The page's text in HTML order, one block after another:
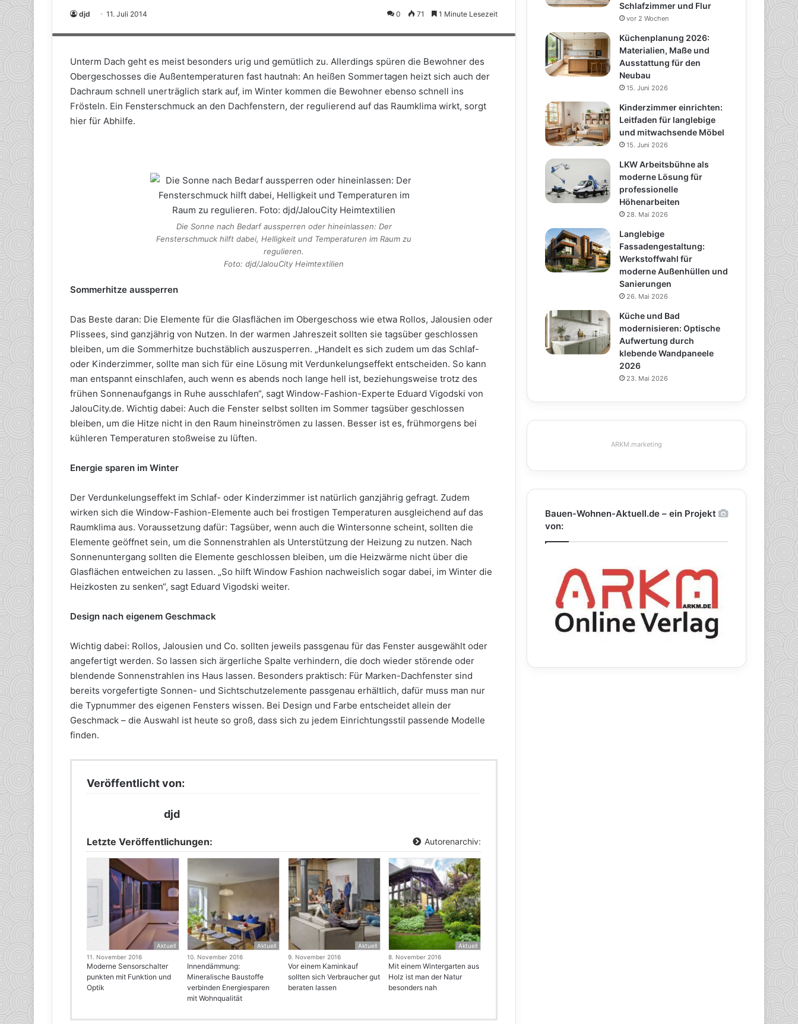
djd 11. Juli 2014 0 71 1 Minute Lesezeit
Die Sonne nach Bedarf aussperren oder hineinlassen: Der Fensterschmuck hilft dabei, Helligkeit und Temperaturen im Raum zu
Unterm Dach geht es meist besonders urig und gemütlich zu. Allerdings spüren die Bewohner des
Obergeschosses die Außentemperaturen fast hautnah: An heißen Sommertagen heizt sich auch der
Dachraum schnell unerträglich stark auf, im Winter kommen die Bewohner ebenso schnell ins
Frösteln. Ein Fensterschmuck an den Dachfenstern, der regulierend auf das Raumklima wirkt, sorgt
hier für Abhilfe.
Die Sonne nach Bedarf aussperren oder hineinlassen: Der
Fensterschmuck hilft dabei, Helligkeit und Temperaturen im Raum zu
regulieren.
Foto: djd/JalouCity Heimtextilien
Sommerhitze aussperren
Das Beste daran: Die Elemente für die Glasflächen im Obergeschoss wie etwa Rollos, Jalousien oder
Plissees, sind ganzjährig von Nutzen. In der warmen Jahreszeit sollten sie tagsüber geschlossen
bleiben, um die Sommerhitze buchstäblich auszusperren. „Handelt es sich zudem um das Schlaf-
oder Kinderzimmer, sollte man sich für eine Lösung mit Verdunkelungseffekt entscheiden. So kann
man entspannt einschlafen, auch wenn es abends noch lange hell ist, beziehungsweise trotz des
frühen Sonnenaufgangs in Ruhe ausschlafen“, sagt Window-Fashion-Experte Eduard Vigodski von
JalouCity.de. Wichtig dabei: Auch die Fenster selbst sollten im Sommer tagsüber geschlossen
bleiben, um die Hitze nicht in den Raum hineinströmen zu lassen. Besser ist es, frühmorgens bei
kühleren Temperaturen stoßweise zu lüften.
Energie sparen im Winter
Der Verdunkelungseffekt im Schlaf- oder Kinderzimmer ist natürlich ganzjährig gefragt. Zudem
wirken sich die Window-Fashion-Elemente auch bei frostigen Temperaturen ausgleichend auf das
Raumklima aus. Voraussetzung dafür: Tagsüber, wenn auch die Wintersonne scheint, sollten die
Elemente geöffnet sein, um die Sonnenstrahlen als Unterstützung der Heizung zu nutzen. Nach
Sonnenuntergang sollten die Elemente geschlossen bleiben, um die Heizwärme nicht über die
Glasflächen entweichen zu lassen. „So hilft Window Fashion nachweislich sogar dabei, im Winter die
Heizkosten zu senken“, sagt Eduard Vigodski weiter.
Design nach eigenem Geschmack
Wichtig dabei: Rollos, Jalousien und Co. sollten jeweils passgenau für das Fenster ausgewählt oder
angefertigt werden. So lassen sich ärgerliche Spalte verhindern, die doch wieder störende oder
blendende Sonnenstrahlen ins Haus lassen. Besonders praktisch: Für Marken-Dachfenster sind
bereits vorgefertigte Sonnen- und Sichtschutzelemente passgenau erhältlich, dafür muss man nur
die Typnummer des eigenen Fensters wissen. Bei Design und Farbe entscheidet allein der
Geschmack – die Auswahl ist heute so groß, dass sich zu jedem Einrichtungsstil passende Modelle
finden.
Veröffentlicht von:
djd
Letzte Veröffentlichungen: Autorenarchiv:
Aktuell
11. November 2016
Moderne Sensorschalter
punkten mit Funktion und
Optik
Aktuell
10. November 2016
Innendämmung:
Mineralische Baustoffe
verbinden Energiesparen
mit Wohnqualität
Aktuell
9. November 2016
Vor einem Kaminkauf
sollten sich Verbraucher gut
beraten lassen
Aktuell
8. November 2016
Mit einem Wintergarten aus
Holz ist man der Natur
besonders nah
Schlafzimmer und Flur
vor 2 Wochen
Küchenplanung 2026:
Materialien, Maße und
Ausstattung für den
Neubau
15. Juni 2026
Kinderzimmer einrichten:
Leitfaden für langlebige
und mitwachsende Möbel
15. Juni 2026
LKW Arbeitsbühne als
moderne Lösung für
professionelle
Höhenarbeiten
28. Mai 2026
Langlebige
Fassadengestaltung:
Werkstoffwahl für
moderne Außenhüllen und
Sanierungen
26. Mai 2026
Küche und Bad
modernisieren: Optische
Aufwertung durch
klebende Wandpaneele
2026
23. Mai 2026
ARKM.marketing
Bauen-Wohnen-Aktuell.de – ein Projekt
von: